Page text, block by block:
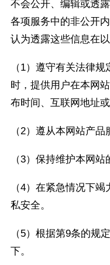
不会公开、编辑或透
各项服务中的非公开
认为透露这些信息在
（1）遵守有关法律
时，提供用户在本网
布时间、互联网地址或
（2）遵从本网站产品
（3）保持维护本网站
（4）在紧急情况下
私安全。
（5）根据第9条的规
下。